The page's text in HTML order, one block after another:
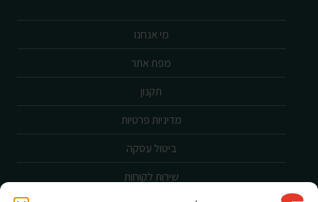
מי אנחנו
מפת אתר
תקנון
מדיניות פרטיות
ביטול עסקה
שירות לקוחות